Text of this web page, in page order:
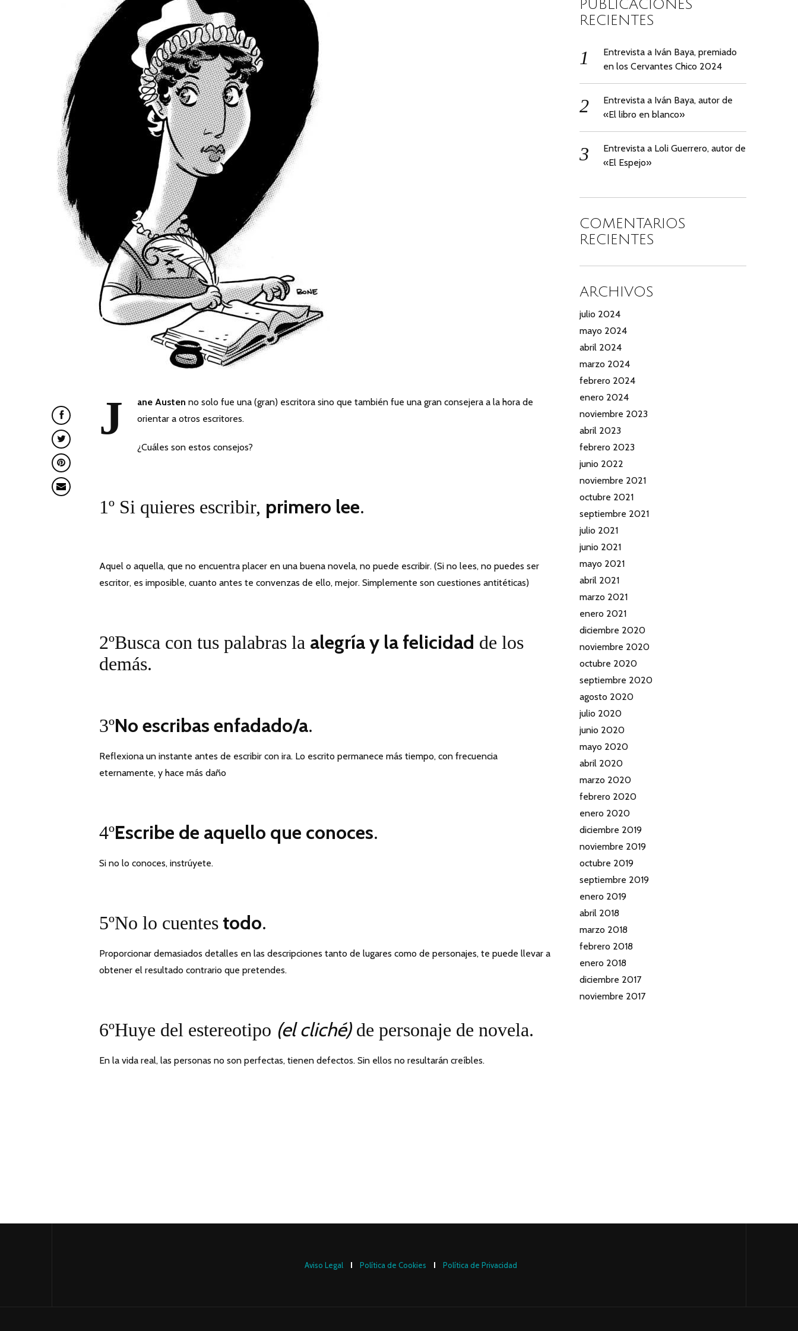
J ane Austen no solo fue una (gran) escritora sino que también fue una gran consejera a la hora de
orientar a otros escritores.
¿Cuáles son estos consejos?
1º Si quieres escribir, primero lee.
Aquel o aquella, que no encuentra placer en una buena novela, no puede escribir. (Si no lees, no puedes ser
escritor, es imposible, cuanto antes te convenzas de ello, mejor. Simplemente son cuestiones antitéticas)
2ºBusca con tus palabras la alegría y la felicidad de los
demás.
3ºNo escribas enfadado/a.
Reflexiona un instante antes de escribir con ira. Lo escrito permanece más tiempo, con frecuencia
eternamente, y hace más daño
4ºEscribe de aquello que conoces.
Si no lo conoces, instrúyete.
5ºNo lo cuentestodo.
Proporcionar demasiados detalles en las descripciones tanto de lugares como de personajes, te puede llevar a
obtener el resultado contrario que pretendes.
6ºHuye del estereotipo (el cliché)de personaje de novela.
En la vida real, las personas no son perfectas, tienen defectos. Sin ellos no resultarán creíbles.
PUBLICACIONES
RECIENTES
Entrevista a Iván Baya, premiado
en los Cervantes Chico 2024
Entrevista a Iván Baya, autor de
«El libro en blanco»
Entrevista a Loli Guerrero, autor de
«El Espejo»
COMENTARIOS
RECIENTES
ARCHIVOS
julio 2024
mayo 2024
abril 2024
marzo 2024
febrero 2024
enero 2024
noviembre 2023
abril 2023
febrero 2023
junio 2022
noviembre 2021
octubre 2021
septiembre 2021
julio 2021
junio 2021
mayo 2021
abril 2021
marzo 2021
enero 2021
diciembre 2020
noviembre 2020
octubre 2020
septiembre 2020
agosto 2020
julio 2020
junio 2020
mayo 2020
abril 2020
marzo 2020
febrero 2020
enero 2020
diciembre 2019
noviembre 2019
octubre 2019
septiembre 2019
enero 2019
abril 2018
marzo 2018
febrero 2018
enero 2018
diciembre 2017
noviembre 2017
Aviso Legal Política de Cookies Política de Privacidad